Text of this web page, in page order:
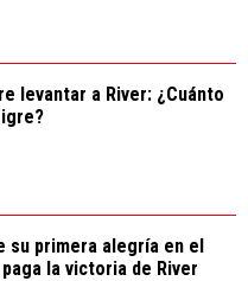
levantar a River: ¿Cuánto
su primera alegría en el
la victoria de River